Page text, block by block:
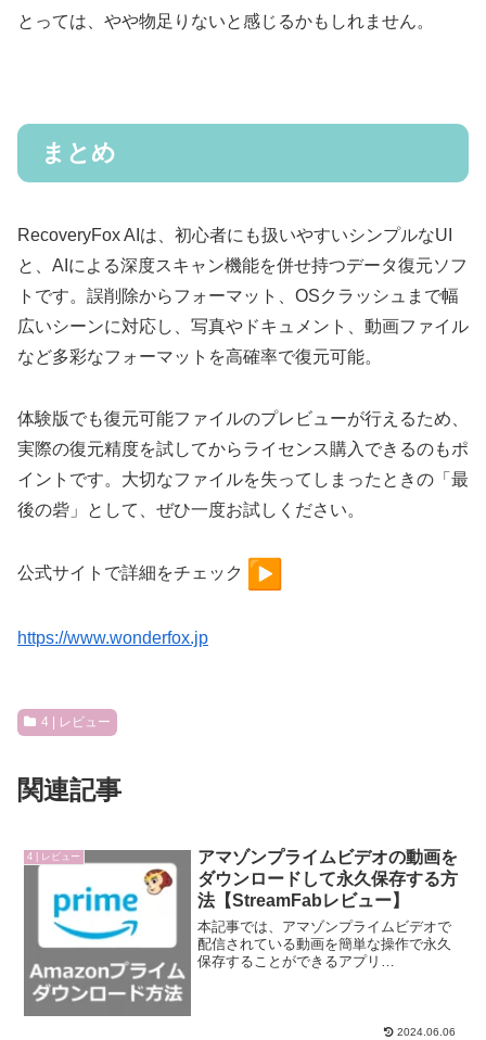
とっては、やや物足りないと感じるかもしれません。
まとめ
RecoveryFox AIは、初心者にも扱いやすいシンプルなUI
と、AIによる深度スキャン機能を併せ持つデータ復元ソフ
トです。誤削除からフォーマット、OSクラッシュまで幅
広いシーンに対応し、写真やドキュメント、動画ファイル
など多彩なフォーマットを高確率で復元可能。
体験版でも復元可能ファイルのプレビューが行えるため、
実際の復元精度を試してからライセンス購入できるのもポ
イントです。大切なファイルを失ってしまったときの「最
後の砦」として、ぜひ一度お試しください。
公式サイトで詳細をチェック
https://www.wonderfox.jp
4 | レビュー
関連記事
4 | レビュー
アマゾンプライムビデオの動画を
ダウンロードして永久保存する方
法【StreamFabレビュー】
本記事では、アマゾンプライムビデオで
配信されている動画を簡単な操作で永久
保存することができるアプリ
2024.06.06